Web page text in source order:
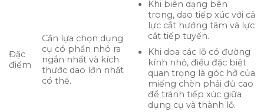
Đặc
điểm
Cần lựa chọn dụng
cụ có phần nhô ra
ngắn nhất và kích
thước dao lớn nhất
có thể.
Khi biên dạng bên
trong, dao tiếp xúc với cả
lực cắt hướng tâm và lực
cắt tiếp tuyến.
Khi doa các lỗ có đường
kính nhỏ, điều đặc biệt
quan trọng là góc hở của
miếng chèn phải đủ cao
để tránh tiếp xúc giữa
dụng cụ và thành lỗ.